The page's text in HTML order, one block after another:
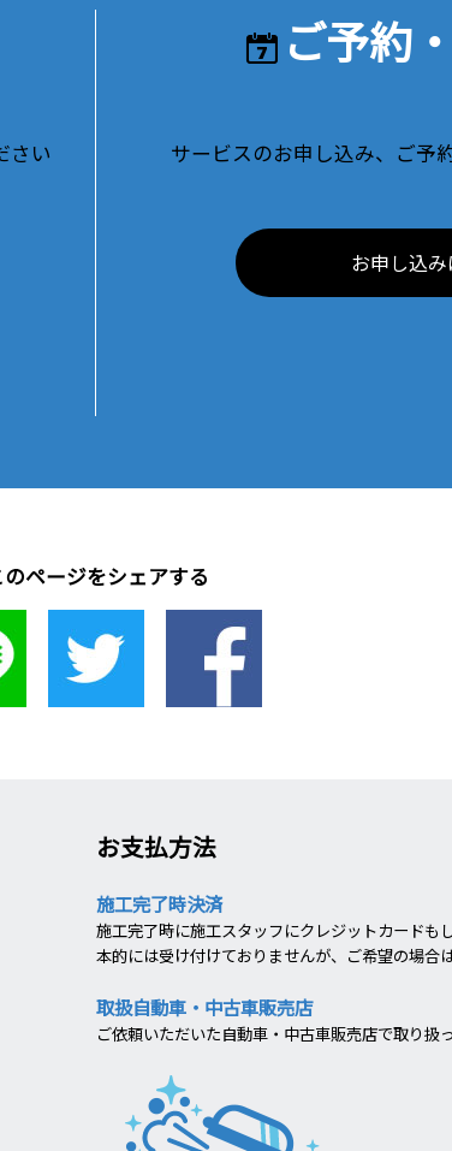
さい
ご予約
サービスのお申し込み、ご予
お申し込
のページをシェアする
お支払方法
施工完了時決済
施工完了時に施工スタッフにクレジットカードも
本的には受け付けておりませんが、ご希望の場合
取扱自動車・中古車販売店
ご依頼いただいた自動車・中古車販売店で取り扱